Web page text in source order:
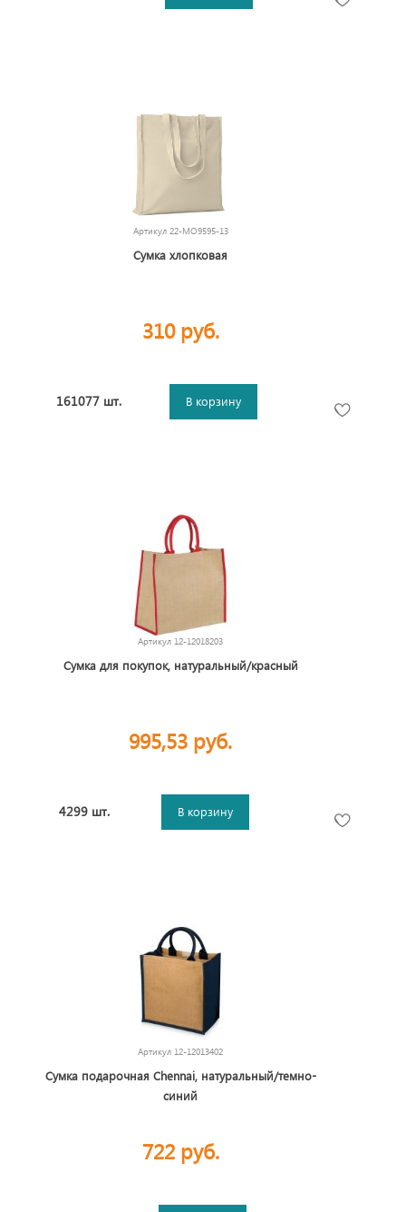
Артикул 22-MO9595-13
Сумка хлопковая
310 руб.
161077 шт. В корзину
Артикул 12-12018203
Сумка для покупок, натуральный/красный
995,53 руб.
4299 шт. В корзину
Артикул 12-12013402
Сумка подарочная Chennai, натуральный/темно-
синий
722 руб.